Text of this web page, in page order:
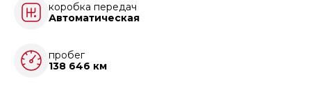
коробка передач
Автоматическая
пробег
138 646 км